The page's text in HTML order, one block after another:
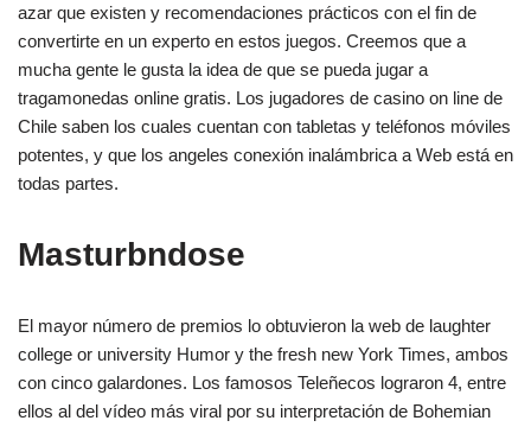
azar que existen y recomendaciones prácticos con el fin de
convertirte en un experto en estos juegos. Creemos que a
mucha gente le gusta la idea de que se pueda jugar a
tragamonedas online gratis. Los jugadores de casino on line de
Chile saben los cuales cuentan con tabletas y teléfonos móviles
potentes, y que los angeles conexión inalámbrica a Web está en
todas partes.
Masturbndose
El mayor número de premios lo obtuvieron la web de laughter
college or university Humor y the fresh new York Times, ambos
con cinco galardones. Los famosos Teleñecos lograron 4, entre
ellos al del vídeo más viral por su interpretación de Bohemian